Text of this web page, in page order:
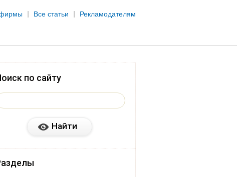
Все статьи Рекламодателям
по сайту